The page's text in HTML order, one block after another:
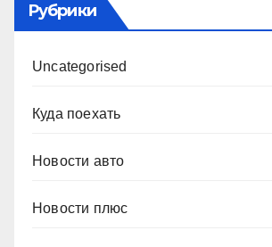
Рубрики
Uncategorised
Куда поехать
Новости авто
Новости плюс